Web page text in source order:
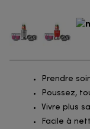
Prendre
Poussez,
Vivre plus
Facile à